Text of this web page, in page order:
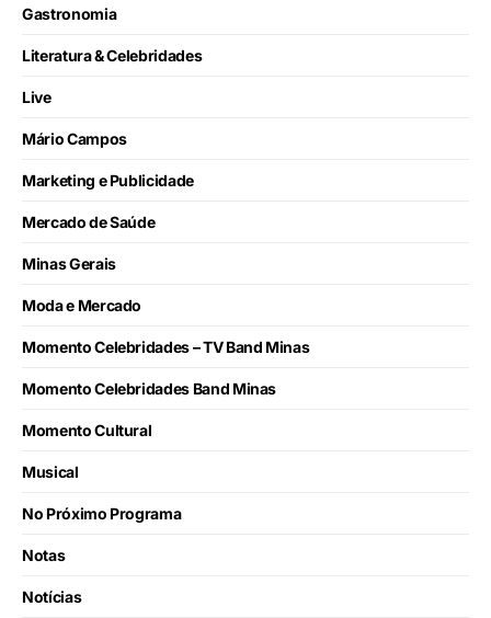
Gastronomia
Literatura & Celebridades
Live
Mário Campos
Marketing e Publicidade
Mercado de Saúde
Minas Gerais
Moda e Mercado
Momento Celebridades – TV Band Minas
Momento Celebridades Band Minas
Momento Cultural
Musical
No Próximo Programa
Notas
Notícias